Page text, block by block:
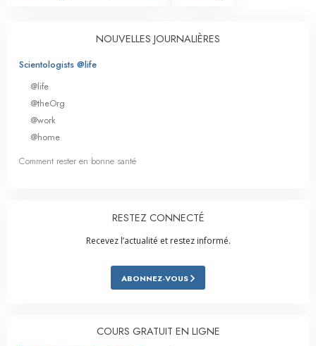
NOUVELLES JOURNALIÈRES
Scientologists @life
@life
@theOrg
@work
@home
Comment rester en bonne santé
RESTEZ CONNECTÉ
Recevez l’actualité et restez informé.
ABONNEZ-VOUS
COURS GRATUIT EN LIGNE